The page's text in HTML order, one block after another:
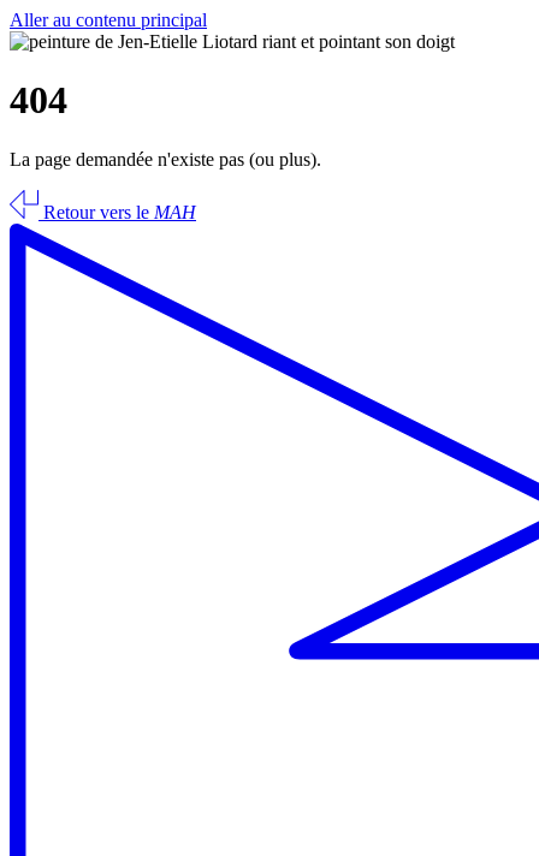
Aller au contenu principal
404
La page demandée n'existe pas (ou plus).
Retour vers le MAH